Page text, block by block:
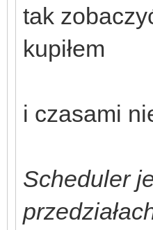
tak
kupiłem
i czasami
Scheduler